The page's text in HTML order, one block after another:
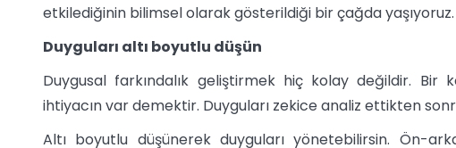
etkilediğinin bilimsel olarak gösterildiği bir çağda yaşıyoruz.
Duyguları altı boyutlu düşün
Duygusal farkındalık geliştirmek hiç kolay değildir. Bir
ihtiyacın var demektir. Duyguları zekice analiz ettikten
Altı boyutlu düşünerek duyguları yönetebilirsin. Ön-